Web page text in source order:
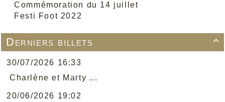
Commémoration du 14 juillet
Festi Foot 2022

Derniers billets
30/07/2026 16:33
Charlène et Marty ...
20/06/2026 19:02